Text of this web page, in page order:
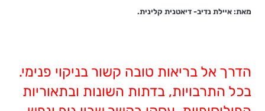
מאת: איילת נדיב- דיאטנית קלינית.
הדרך אל בריאות טובה קשור בניקוי פנימי.
בכל התרבויות, בדתות השונות ובתאוריות